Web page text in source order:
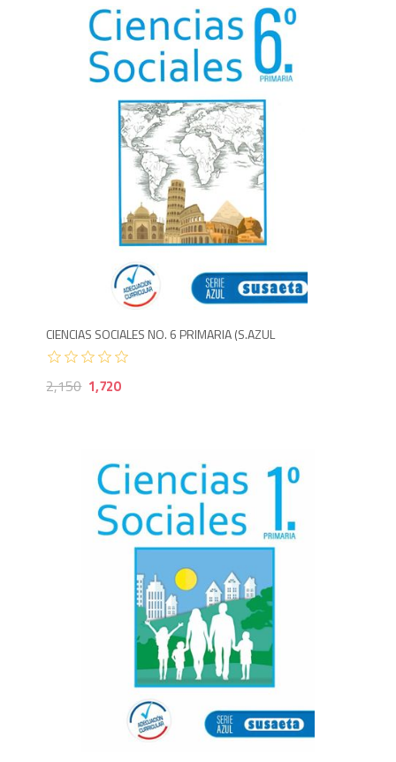
CIENCIAS SOCIALES NO. 6 PRIMARIA (S.AZUL
2,150 1,720